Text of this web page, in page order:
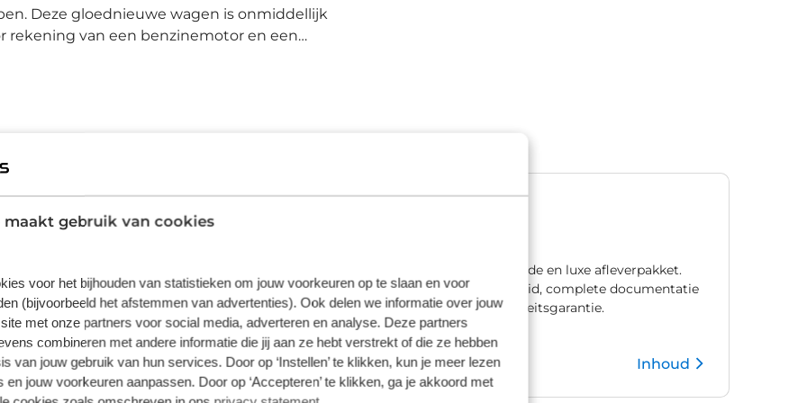
maakt gebruik van cookies
voor het bijhouden van statistieken om jouw voorkeuren op te slaan en voor
(bijvoorbeeld het afstemmen van advertenties). Ook delen we informatie over jouw
met onze partners voor social media, adverteren en analyse. Deze partners
combineren met andere informatie die jij aan ze hebt verstrekt of die ze hebben
van jouw gebruik van hun services. Door op ‘Instellen’ te klikken, kun je meer lezen
jouw voorkeuren aanpassen. Door op ‘Accepteren’ te klikken, ga je akkoord met
Deze gloednieuwe wagen is onmiddellijk
rekening van een benzinemotor en een
dagen zijn de verwarmbare voorstoelen
achterklep. Opwarmen in koude
aan! De koplampen met matrix
van autoverlichting. Ook 19 inch
ramen, in delen neerklapbare
horen tot de voorzieningen
veilig te maken. De functie van de 360
van de omgeving te geven,
cruise control is veilig en
afstand tot het voertuig dat voor u
die de status van vitale functies
tanken, de bandenspanning moet
€ 995,00
meer uitgebreide voertuig check dan maakt u
met dit pakket de juiste keuze. Bovendien kunt u
hierdoor gebruik maken van mobiliteitsgarantie.
Kies pakket Inhoud
Ons meest uitgebreide en luxe afleverpakket.
Met één jaar zekerheid, complete documentatie
en natuurlijk mobiliteitsgarantie.
Kies pakket Inhoud